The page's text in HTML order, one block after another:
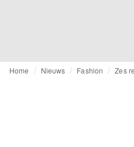
Home Nieuws Fashion